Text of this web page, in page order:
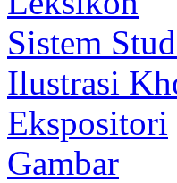
Sistem
Ilustrasi
Ekspositori
Gambar